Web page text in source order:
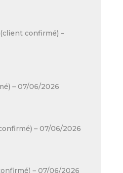
(client confirmé) –
– 07/06/2026
– 07/06/2026
– 07/06/2026